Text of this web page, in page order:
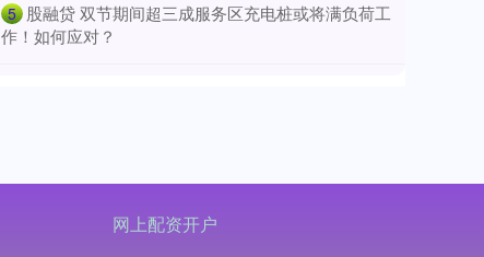
5 ​股融贷 双节期间超三成服务区充电桩或将满负荷工
作！如何应对？
网上配资开户